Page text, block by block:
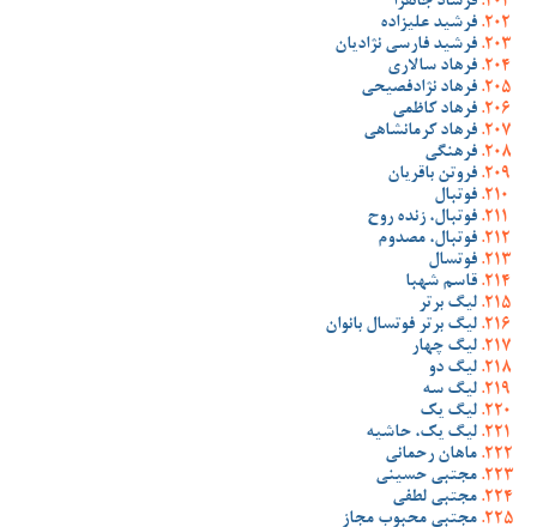
فرشید علیزاده
فرشید فارسی نژادیان
فرهاد سالاری
فرهاد نژادفصیحی
فرهاد کاظمی
فرهاد کرمانشاهی
فرهنگی
فروتن باقریان
فوتبال
فوتبال، زنده روح
فوتبال، مصدوم
فوتسال
قاسم شهبا
لیگ برتر
لیگ برتر فوتسال بانوان
لیگ چهار
لیگ دو
لیگ سه
لیگ یک
لیگ یک، حاشیه
ماهان رحمانی
مجتبی حسینی
مجتبی لطفی
مجتبی محبوب مجاز